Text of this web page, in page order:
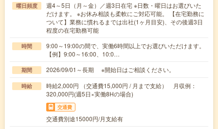
曜日頻度
週4～5日（月～金）／週3日在宅 ※日数・曜日はお選びいた
だけます。 ※お休み相談も柔軟にご対応可能。 【在宅勤務に
ついて】業務に慣れるまでは出社(1ヶ月目安)、その後週3日
程度の在宅勤務可能
時間
9:00～19:00の間で、実働6時間以上でお選びいただけます。
【例】9:00～16:00、10:0…
期間 2026/09/01～長期 ※開始日はご相談ください。
時給
時給2,000円 （交通費15,000円 / 月まで支給） 月収例：
320,000円(週5日×実働8Hの場合)
交通費
交通費別途15000円/月支給有